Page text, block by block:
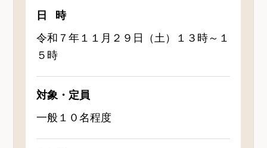
日時
令和７年１１月２９日（土）１３時～１
５時
対象・定員
一般１０名程度